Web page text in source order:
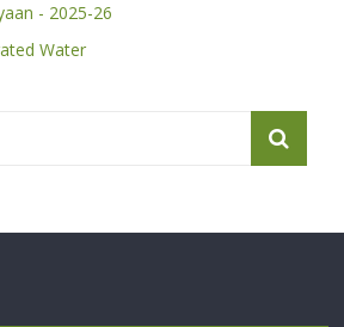
- 2025-26
Water